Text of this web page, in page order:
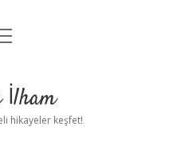
İlham
hikayeler keşfet!